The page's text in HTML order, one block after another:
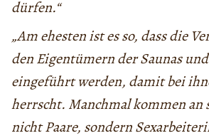
dürfen.“
„Am ehesten ist es so, dass die
den Eigentümern der Saunas
eingeführt werden, damit bei
herrscht. Manchmal kommen an
nicht Paare, sondern